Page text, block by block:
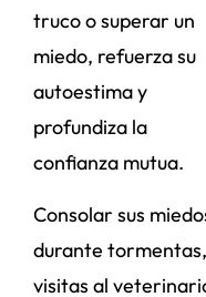
truco o superar un
miedo, refuerza su
autoestima y
profundiza la
confianza mutua.
Consolar sus
durante tormentas,
visitas al